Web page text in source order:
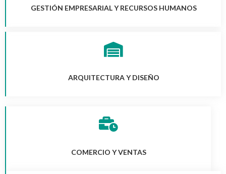
GESTIÓN EMPRESARIAL Y RECURSOS HUMANOS
ARQUITECTURA Y DISEÑO
COMERCIO Y VENTAS